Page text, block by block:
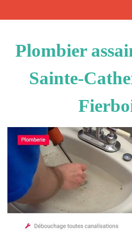
Plombier
Sainte-